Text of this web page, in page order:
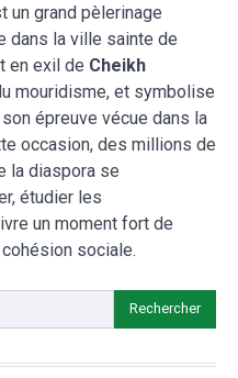
un grand pèlerinage
dans la ville sainte de
en exil de Cheikh
mouridisme, et symbolise
épreuve vécue dans la
occasion, des millions de
la diaspora se
étudier les
un moment fort de
sociale.